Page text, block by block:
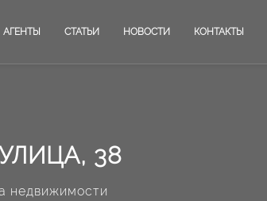
АГЕНТЫ СТАТЬИ НОВОСТИ КОНТАКТЫ
38
недвижимости